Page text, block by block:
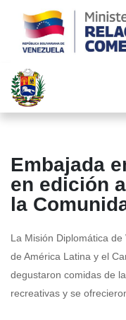
Embajada
en edición
la
La Misión Diplomática
de América Latina y el
degustaron comidas de
recreativas y se